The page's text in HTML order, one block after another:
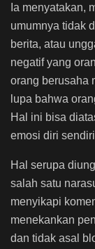
Ia menyatakan,
umumnya tidak
berita, atau
negatif yang
orang berusaha
lupa bahwa
Hal ini bisa
emosi diri
Hal serupa
salah satu
menyikapi
menekankan
dan tidak asal